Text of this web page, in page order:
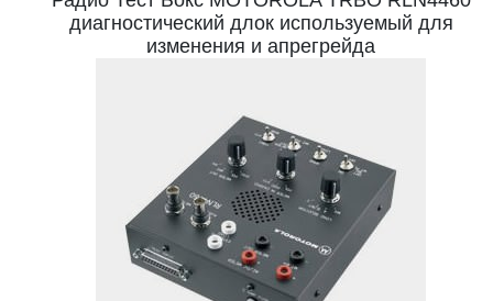
диагностический длок используемый для
изменения и апрегрейда